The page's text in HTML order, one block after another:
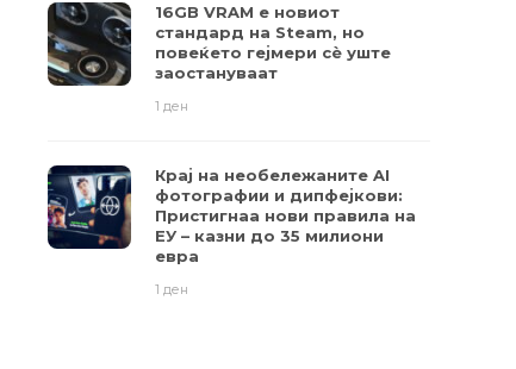
16GB VRAM е новиот
стандард на Steam, но
повеќето гејмери ​​сè уште
заостануваат
1 ден
Крај на необележаните AI
фотографии и дипфејкови:
Пристигнаа нови правила на
ЕУ – казни до 35 милиони
евра
1 ден